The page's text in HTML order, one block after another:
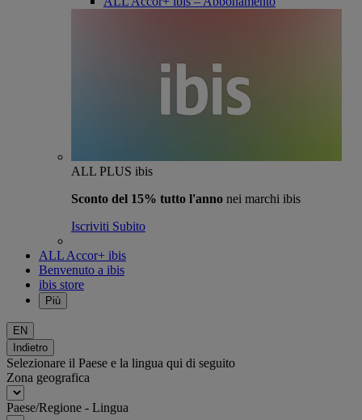
ALL PLUS ibis
Sconto del 15% tutto l'anno nei marchi ibis
Iscriviti Subito
ALL Accor+ ibis
Benvenuto a ibis
ibis store
Più
EN
Indietro
Selezionare il Paese e la lingua qui di seguito
Zona geografica
Paese/Regione - Lingua